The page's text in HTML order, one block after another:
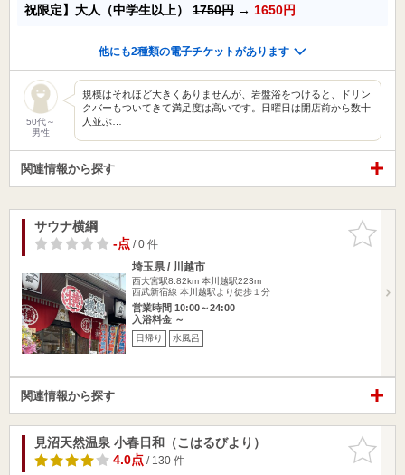
祝限定】大人（中学生以上） 1750円 → 1650円
他にも2種類の電子チケットがあります
50代～
男性
規模はそれほど大きくありませんが、岩盤浴をつけると、ドリン
クバーもついてきて満足度は高いです。日曜日は開店前から数十
人並ぶ…
関連情報から探す
お気に入
りに追加
サウナ横綱
-点/ 0 件
埼玉県 / 川越市
西大宮駅8.82km 本川越駅223m
西武新宿線 本川越駅より徒歩１分
営業時間 10:00～24:00
入浴料金 ～
日帰り 水風呂
関連情報から探す
お気に入
りに追加
見沼天然温泉 小春日和（こはるびより）
4.0点/ 130 件